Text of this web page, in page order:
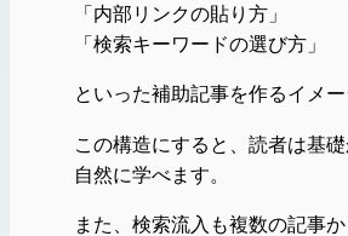
「内部リンクの貼り方」
「検索キーワードの選び方」
といった補助記事を作るイメー
この構造にすると、読者は基
自然に学べます。
また、検索流入も複数の記事